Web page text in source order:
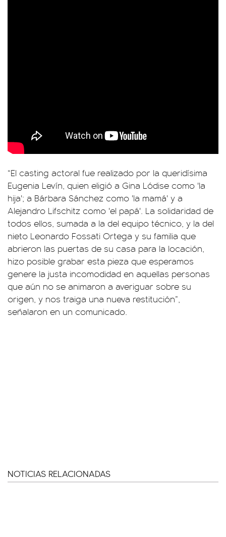
“El casting actoral fue realizado por la queridísima
Eugenia Levín, quien eligió a Gina Lódise como 'la
hija'; a Bárbara Sánchez como 'la mamá' y a
Alejandro Lifschitz como 'el papá'. La solidaridad de
todos ellos, sumada a la del equipo técnico, y la del
nieto Leonardo Fossati Ortega y su familia que
abrieron las puertas de su casa para la locación,
hizo posible grabar esta pieza que esperamos
genere la justa incomodidad en aquellas personas
que aún no se animaron a averiguar sobre su
origen, y nos traiga una nueva restitución”,
señalaron en un comunicado.
NOTICIAS RELACIONADAS